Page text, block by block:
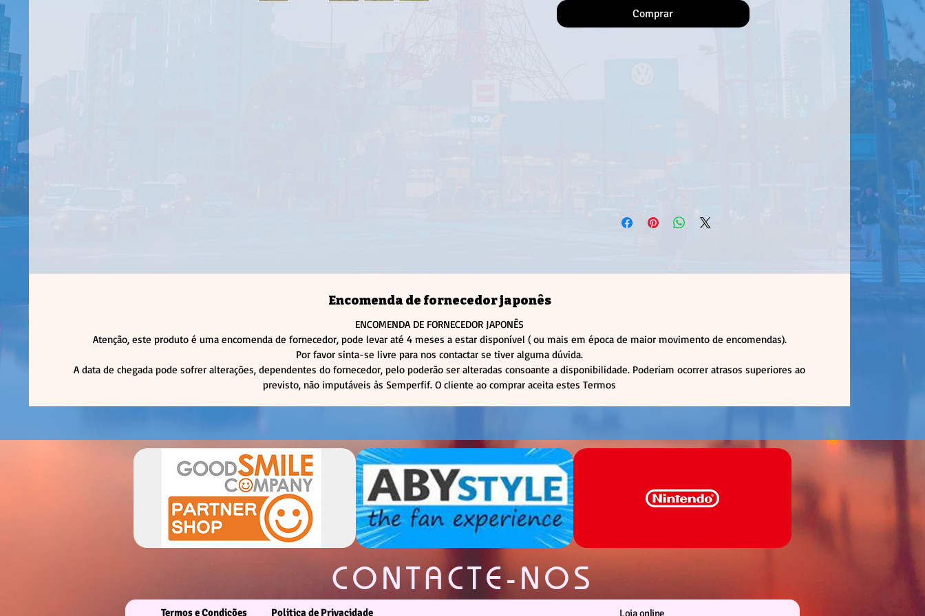
diferentes!
Comprar
Encomenda de fornecedor japonês
ENCOMENDA DE FORNECEDOR JAPONÊS
Atenção, este produto é uma encomenda de fornecedor, pode levar até 4 meses a estar disponível ( ou mais em época de maior movimento de encomendas).
Por favor sinta-se livre para nos contactar se tiver alguma dúvida.
A data de chegada pode sofrer alterações, dependentes do fornecedor, pelo poderão ser alteradas consoante a disponibilidade. Poderiam ocorrer atrasos superiores ao
previsto, não imputáveis às Semperfif. O cliente ao comprar aceita estes Termos
CONTACTE-NOS
Termos e Condições Politica de Privacidade Loja online